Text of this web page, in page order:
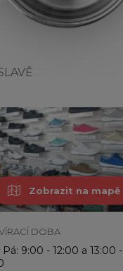
Zobrazit na mapě
DOBA
Pá: 9:00 - 12:00 a 13:00 -